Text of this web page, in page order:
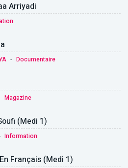
Arriyadi
- Documentaire
Magazine
(Medi 1)
Information
Français (Medi 1)